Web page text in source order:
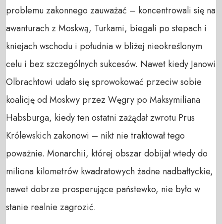
problemu zakonnego zauważać – koncentrowali się na
awanturach z Moskwą, Turkami, biegali po stepach i
kniejach wschodu i południa w bliżej nieokreślonym
celu i bez szczególnych sukcesów. Nawet kiedy Janowi
Olbrachtowi udało się sprowokować przeciw sobie
koalicję od Moskwy przez Węgry po Maksymiliana
Habsburga, kiedy ten ostatni zażądał zwrotu Prus
Królewskich zakonowi – nikt nie traktował tego
poważnie. Monarchii, której obszar dobijał wtedy do
miliona kilometrów kwadratowych żadne nadbałtyckie,
nawet dobrze prosperujące państewko, nie było w
stanie realnie zagrozić.